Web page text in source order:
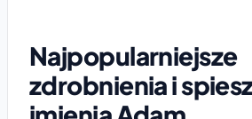
Najpopularniejsze
zdrobnienia i